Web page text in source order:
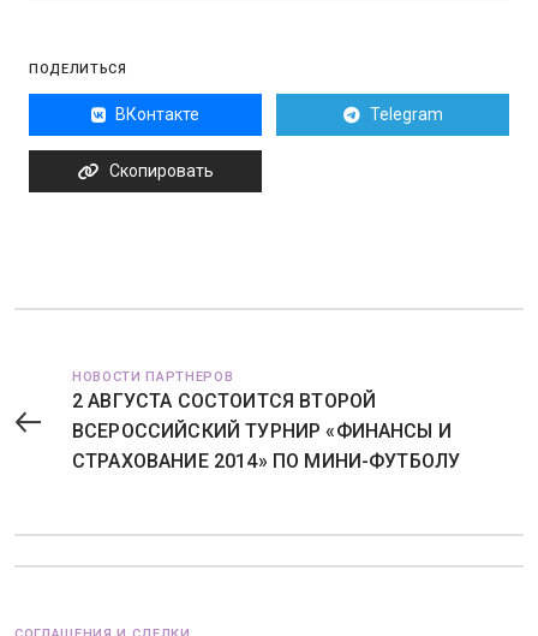
ПОДЕЛИТЬСЯ
ВКонтакте Telegram
Скопировать
НОВОСТИ ПАРТНЕРОВ
2 АВГУСТА СОСТОИТСЯ ВТОРОЙ
ВСЕРОССИЙСКИЙ ТУРНИР «ФИНАНСЫ И
СТРАХОВАНИЕ 2014» ПО МИНИ-ФУТБОЛУ